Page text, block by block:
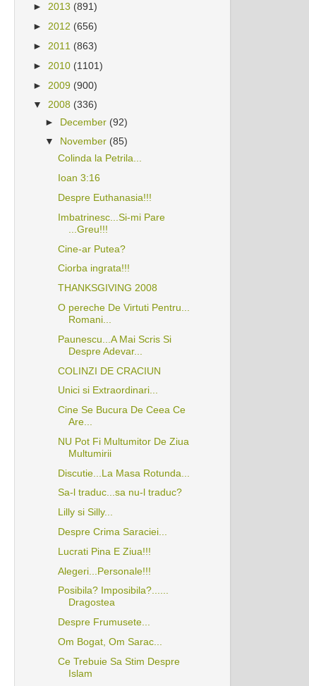
► 2013 (891)
► 2012 (656)
► 2011 (863)
► 2010 (1101)
► 2009 (900)
▼ 2008 (336)
► December (92)
▼ November (85)
Colinda la Petrila...
Ioan 3:16
Despre Euthanasia!!!
Imbatrinesc...Si-mi Pare
...Greu!!!
Cine-ar Putea?
Ciorba ingrata!!!
THANKSGIVING 2008
O pereche De Virtuti Pentru...
Romani...
Paunescu...A Mai Scris Si
Despre Adevar...
COLINZI DE CRACIUN
Unici si Extraordinari...
Cine Se Bucura De Ceea Ce
Are...
NU Pot Fi Multumitor De Ziua
Multumirii
Discutie...La Masa Rotunda...
Sa-l traduc...sa nu-l traduc?
Lilly si Silly...
Despre Crima Saraciei...
Lucrati Pina E Ziua!!!
Alegeri...Personale!!!
Posibila? Imposibila?......
Dragostea
Despre Frumusete...
Om Bogat, Om Sarac...
Ce Trebuie Sa Stim Despre
Islam